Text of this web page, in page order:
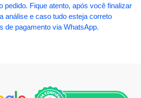
pedido. Fique atento, após você finalizar
análise e caso tudo esteja correto
de pagamento via WhatsApp.